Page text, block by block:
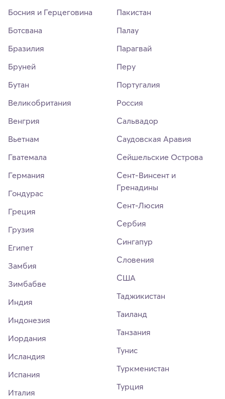
Босния и Герцеговина
Ботсвана
Бразилия
Бруней
Бутан
Великобритания
Венгрия
Вьетнам
Гватемала
Германия
Гондурас
Греция
Грузия
Египет
Замбия
Зимбабве
Индия
Индонезия
Иордания
Исландия
Испания
Италия
Пакистан
Палау
Парагвай
Перу
Португалия
Россия
Сальвадор
Саудовская Аравия
Сейшельские Острова
Сент-Винсент и
Гренадины
Сент-Люсия
Сербия
Сингапур
Словения
США
Таджикистан
Таиланд
Танзания
Тунис
Туркменистан
Турция